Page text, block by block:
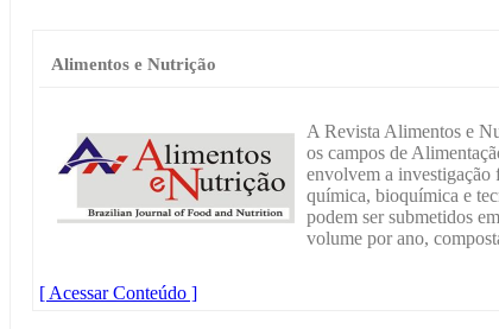
Alimentos e Nutrição
A Revista Alimentos e
os campos de
envolvem a investigação
química, bioquímica e
podem ser submetidos
volume por ano,
[ Acessar Conteúdo ]